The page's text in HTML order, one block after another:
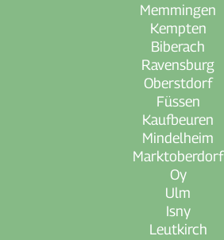
Memmingen
Kempten
Biberach
Ravensburg
Oberstdorf
Füssen
Kaufbeuren
Mindelheim
Marktoberdorf
Oy
Ulm
Isny
Leutkirch